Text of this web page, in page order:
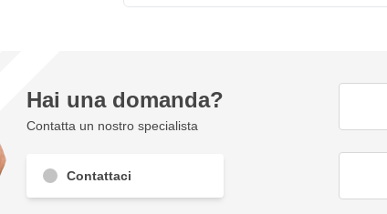
Hai una domanda?
Contatta un nostro specialista
Contattaci